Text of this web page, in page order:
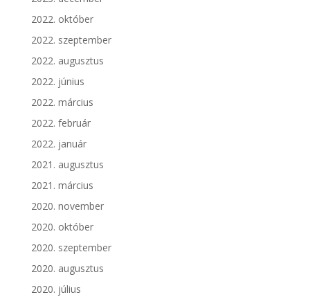
2022. október
2022. szeptember
2022. augusztus
2022. június
2022. március
2022. február
2022. január
2021. augusztus
2021. március
2020. november
2020. október
2020. szeptember
2020. augusztus
2020. július